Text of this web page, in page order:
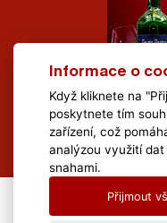
All Rights Reserved
Informace o
Když kliknete na
poskytnete tím
zařízení, což
analýzou využití
snahami.
Přijmout